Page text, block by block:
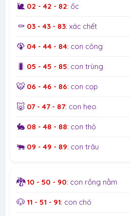
🐌 02 - 42 - 82: ốc
⚰️ 03 - 43 - 83: xác chết
🦚 04 - 44 - 84: con công
🐛 05 - 45 - 85: con trùng
🐯 06 - 46 - 86: con cọp
🐷 07 - 47 - 87: con heo
🐇 08 - 48 - 88: con thỏ
🐃 09 - 49 - 89: con trâu
🐉10 - 50 - 90: con rồng nằm
🐶 11 - 51 - 91: con chó